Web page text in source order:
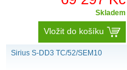
Skladem
Vložit do košíku
Sirius S-DD3 TC/52/SEM10